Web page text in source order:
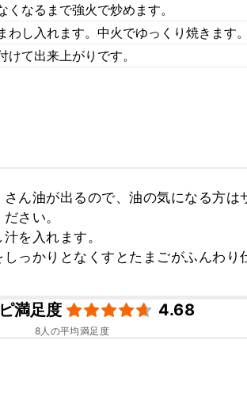
なるまで強火で炒めます。
し入れます。中火でゆっくり焼きます。
て出来上がりです。
ん油が出るので、油の気になる方は
さい。
を入れます。
っかりとなくすとたまごがふんわり
満足度
4.68
8人の平均満足度